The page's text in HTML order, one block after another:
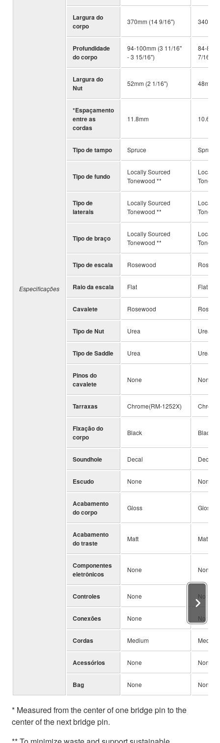
Especificações
Largura do
corpo
370mm (14 9/16") 340mm
Profundidade
do corpo
94-100mm (3 11/16"
- 3 15/16")
84-
7/16")
Largura do
Nut
52mm (2 1/16") 48mm
*Espaçamento
entre as
cordas
11.8mm 10.6mm
Tipo de tampo Spruce Spruce
Tipo de fundo
Locally Sourced
Tonewood **
Locally
Tipo de
laterais
Locally Sourced
Tonewood **
Locally
Tipo de braço
Locally Sourced
Tonewood **
Locally
Tipo de escala Rosewood
Raio da escala Flat Flat
Cavalete Rosewood
Tipo de Nut Urea Urea
Tipo de Saddle Urea Urea
Pinos do
cavalete
None None
Tarraxas Chrome(RM-1252X)
Fixação do
corpo
Black Black
Soundhole Decal Decal
Escudo None None
Acabamento
do corpo
Gloss Gloss
Acabamento
do traste
Matt Matt
Componentes
eletrônicos
None None
Controles None None
Conexões None None
Cordas Medium Medium
Acessórios None None
Bag None None
* Measured from the center of one bridge pin to the
center of the next bridge pin.